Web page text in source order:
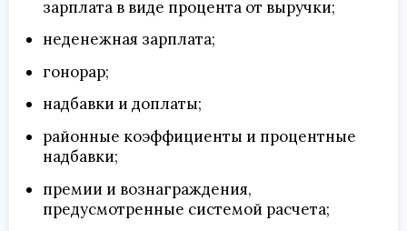
зарплата в виде процента от выручки;
неденежная зарплата;
гонорар;
надбавки и доплаты;
районные коэффициенты и процентные
надбавки;
премии и вознаграждения,
предусмотренные системой расчета;